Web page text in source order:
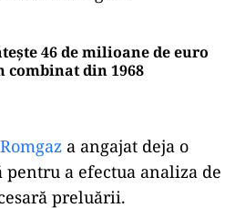
de importuri.
patru, poate cinci
anului, vrem să
luată. Am
una pozitivă, pentru
strategic al